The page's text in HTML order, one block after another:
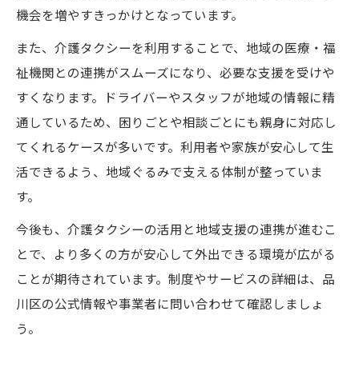
機会を増やすきっかけとなっています。
また、介護タクシーを利用することで、地域の医療・福
祉機関との連携がスムーズになり、必要な支援を受けや
すくなります。ドライバーやスタッフが地域の情報に精
通しているため、困りごとや相談ごとにも親身に対応し
てくれるケースが多いです。利用者や家族が安心して生
活できるよう、地域ぐるみで支える体制が整っていま
す。
今後も、介護タクシーの活用と地域支援の連携が進むこ
とで、より多くの方が安心して外出できる環境が広がる
ことが期待されています。制度やサービスの詳細は、品
川区の公式情報や事業者に問い合わせて確認しましょ
う。